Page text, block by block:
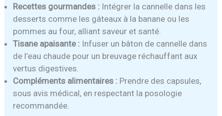
Recettes gourmandes : Intégrer la cannelle dans les
desserts comme les gâteaux à la banane ou les
pommes au four, alliant saveur et santé.
Tisane apaisante : Infuser un bâton de cannelle dans
de l’eau chaude pour un breuvage réchauffant aux
vertus digestives.
Compléments alimentaires : Prendre des capsules,
sous avis médical, en respectant la posologie
recommandée.